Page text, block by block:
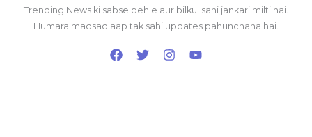
Trending News ki sabse pehle aur bilkul sahi jankari milti hai.
Humara maqsad aap tak sahi updates pahunchana hai.